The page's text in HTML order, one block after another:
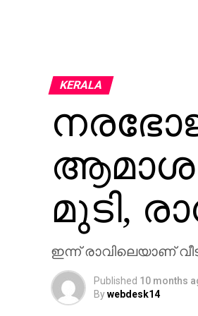
KERALA
മുടി,
ഇന്ന് രാവിലെയാണ്
Published 10 months
Bywebdesk14